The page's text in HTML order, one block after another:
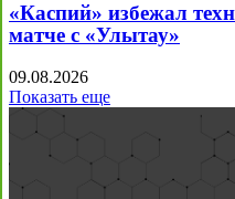
«Каспий» избежал
матче с «Улытау»
09.08.2026
Показать еще